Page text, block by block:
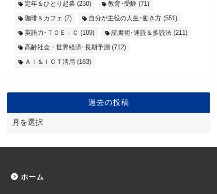
定年＆ひとり起業 (230) 教育･受験 (71)
珈琲＆カフェ (7) 自分が主役の人生･働き方 (551)
英語力･ＴＯＥＩＣ (109) 読書術･速読＆多読法 (211)
高齢社会・世界経済･長期予測 (712)
ＡＩ＆ＩＣＴ活用 (183)
過去の投稿
ホーム